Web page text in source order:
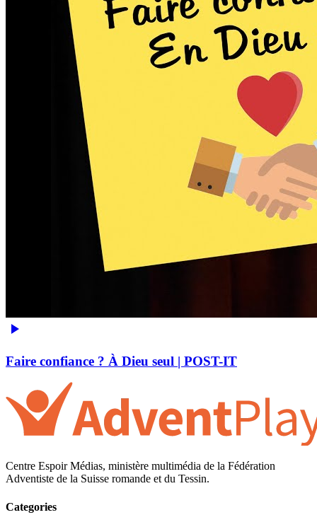
Faire confiance ? À Dieu seul | POST-IT
Centre Espoir Médias, ministère multimédia de la Fédération
Adventiste de la Suisse romande et du Tessin.
Categories